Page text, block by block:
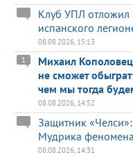
Клуб УПЛ отложил
испанского
08.08.2026, 15:13
Михаил
не сможет
чем мы тогда
1
08.08.2026, 14:52
Защитник
Мудрика
08.08.2026, 14:31